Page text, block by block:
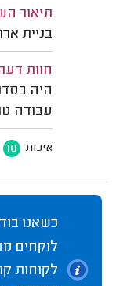
תיאור
בניית
חוות
היה
עבודה
איכות 10
כשאנו
לוקחים
לקוחות